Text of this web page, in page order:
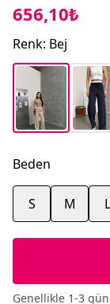
656,10₺
Renk: Bej
Beden
S M L
Genellikle 1-3